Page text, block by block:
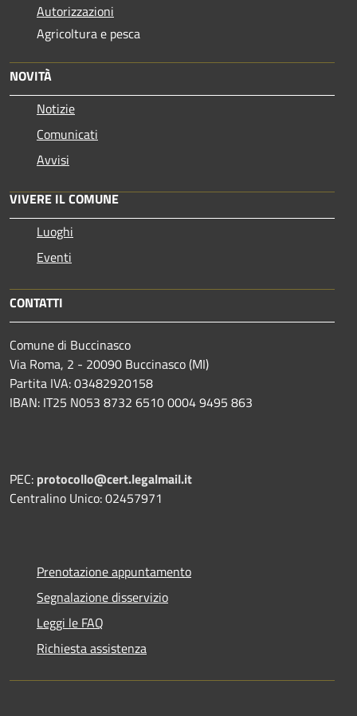
Autorizzazioni
Agricoltura e pesca
NOVITÀ
Notizie
Comunicati
Avvisi
VIVERE IL COMUNE
Luoghi
Eventi
CONTATTI
Comune di Buccinasco
Via Roma, 2 - 20090 Buccinasco (MI)
Partita IVA: 03482920158
IBAN: IT25 N053 8732 6510 0004 9495 863
PEC: protocollo@cert.legalmail.it
Centralino Unico: 02457971
Prenotazione appuntamento
Segnalazione disservizio
Leggi le FAQ
Richiesta assistenza